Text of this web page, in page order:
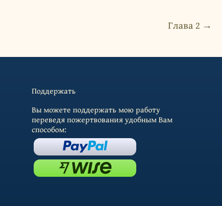
Глава 2 →
Поддержать
Вы можете поддержать мою работу
переведя пожертвования удобным Вам
способом: